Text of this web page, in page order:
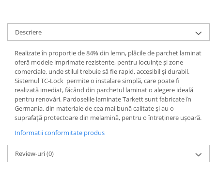
Descriere
Realizate în proporție de 84% din lemn, plăcile de parchet laminat
oferă modele imprimate rezistente, pentru locuințe și zone
comerciale, unde stilul trebuie să fie rapid, accesibil și durabil.
Sistemul TC-Lock permite o instalare simplă, care poate fi
realizată imediat, făcând din parchetul laminat o alegere ideală
pentru renovări. Pardoselile laminate Tarkett sunt fabricate în
Germania, din materiale de cea mai bună calitate și au o
suprafață protectoare din melamină, pentru o întreținere ușoară.
Informatii conformitate produs
Review-uri(0)